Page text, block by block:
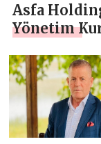
Asfa
Yönetim
Atasoy `dan
Kasım
Mesajı